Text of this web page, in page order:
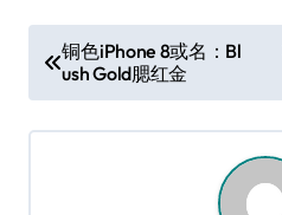
章
导
铜色iPhone 8或名：Bl
ush Gold腮红金